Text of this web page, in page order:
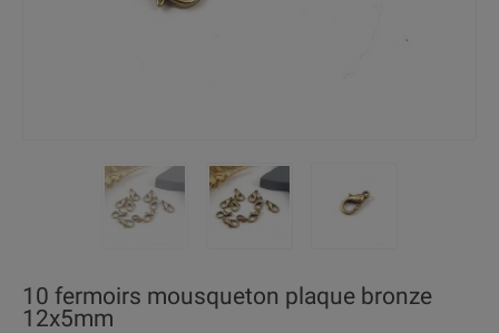
10 fermoirs mousqueton plaque bronze
12x5mm